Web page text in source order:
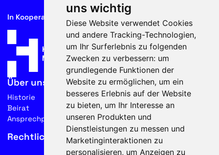
uns wichtig
Diese Website verwendet Cookies
und andere Tracking-Technologien,
um Ihr Surferlebnis zu folgenden
Zwecken zu verbessern: um
grundlegende Funktionen der
Website zu ermöglichen, um ein
besseres Erlebnis auf der Website
zu bieten, um Ihr Interesse an
unseren Produkten und
Dienstleistungen zu messen und
Marketinginteraktionen zu
personalisieren, um Anzeigen zu
In Kooperation mit
Über uns
Historie
Beirat
Ansprechpartner
Rechtliches